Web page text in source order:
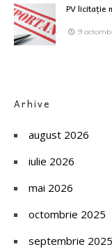
PV licitație
9
Arhive
august 2026
iulie 2026
mai 2026
octombrie 2025
septembrie 2025